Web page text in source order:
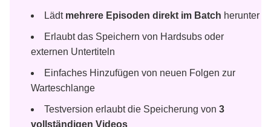
Lädt mehrere Episoden direkt im Batch herunter
Erlaubt das Speichern von Hardsubs oder
externen Untertiteln
Einfaches Hinzufügen von neuen Folgen zur
Warteschlange
Testversion erlaubt die Speicherung von 3
vollständigen Videos